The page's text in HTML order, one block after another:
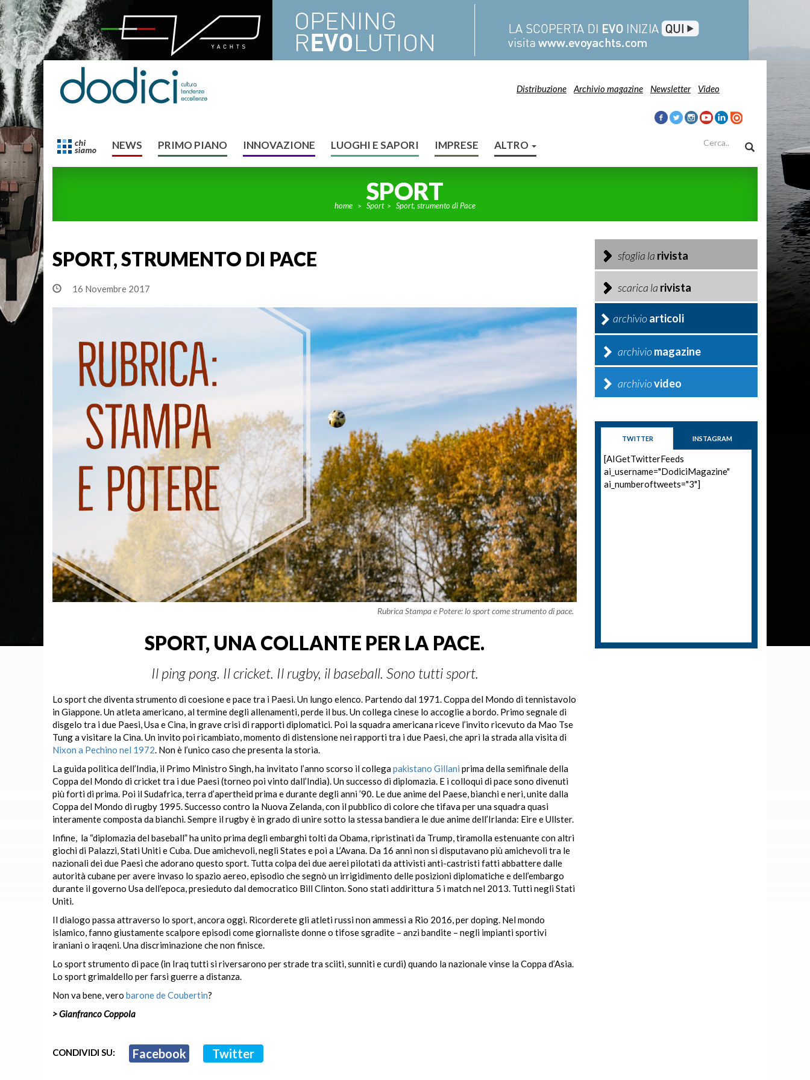
Distribuzione Archivio magazine Newsletter Video
NEWS PRIMO PIANO INNOVAZIONE LUOGHI E SAPORI IMPRESE ALTRO
SPORT
home > Sport > Sport, strumento di Pace
SPORT, STRUMENTO DI PACE
16 Novembre 2017
Rubrica Stampa e Potere: lo sport come strumento di pace.
SPORT, UNA COLLANTE PER LA PACE.
Il ping pong. Il cricket. Il rugby, il baseball. Sono tutti sport.
Lo sport che diventa strumento di coesione e pace tra i Paesi. Un lungo elenco. Partendo dal 1971. Coppa del Mondo di tennistavolo
in Giappone. Un atleta americano, al termine degli allenamenti, perde il bus. Un collega cinese lo accoglie a bordo. Primo segnale di
disgelo tra i due Paesi, Usa e Cina, in grave crisi di rapporti diplomatici. Poi la squadra americana riceve l’invito ricevuto da Mao Tse
Tung a visitare la Cina. Un invito poi ricambiato, momento di distensione nei rapporti tra i due Paesi, che aprì la strada alla visita di
Nixon a Pechino nel 1972. Non è l’unico caso che presenta la storia.
La guida politica dell’India, il Primo Ministro Singh, ha invitato l’anno scorso il collegapakistano Gillani prima della semifinale della
Coppa del Mondo di cricket tra i due Paesi (torneo poi vinto dall’India). Un successo di diplomazia. E i colloqui di pace sono divenuti
più forti di prima. Poi il Sudafrica, terra d’apertheid prima e durante degli anni ’90. Le due anime del Paese, bianchi e neri, unite dalla
Coppa del Mondo di rugby 1995. Successo contro la Nuova Zelanda, con il pubblico di colore che tifava per una squadra quasi
interamente composta da bianchi. Sempre il rugby è in grado di unire sotto la stessa bandiera le due anime dell’Irlanda: Eire e Ullster.
Infine, la “diplomazia del baseball” ha unito prima degli embarghi tolti da Obama, ripristinati da Trump, tiramolla estenuante con altri
giochi di Palazzi, Stati Uniti e Cuba. Due amichevoli, negli States e poi a L’Avana. Da 16 anni non si disputavano più amichevoli tra le
nazionali dei due Paesi che adorano questo sport. Tutta colpa dei due aerei pilotati da attivisti anti-castristi fatti abbattere dalle
autorità cubane per avere invaso lo spazio aereo, episodio che segnò un irrigidimento delle posizioni diplomatiche e dell’embargo
durante il governo Usa dell’epoca, presieduto dal democratico Bill Clinton. Sono stati addirittura 5 i match nel 2013. Tutti negli Stati
Uniti.
Il dialogo passa attraverso lo sport, ancora oggi. Ricorderete gli atleti russi non ammessi a Rio 2016, per doping. Nel mondo
islamico, fanno giustamente scalpore episodi come giornaliste donne o tifose sgradite – anzi bandite – negli impianti sportivi
iraniani o iraqeni. Una discriminazione che non finisce.
Lo sport strumento di pace (in Iraq tutti si riversarono per strade tra sciiti, sunniti e curdi) quando la nazionale vinse la Coppa d’Asia.
Lo sport grimaldello per farsi guerre a distanza.
Non va bene, vero barone de Coubertin?
> Gianfranco Coppola
CONDIVIDI SU: Facebook Twitter
sfoglia la rivista
scarica la rivista
archivioarticoli
archiviomagazine
archiviovideo
TWITTER INSTAGRAM
[AIGetTwitterFeeds
ai_username="DodiciMagazine"
ai_numberoftweets="3"]